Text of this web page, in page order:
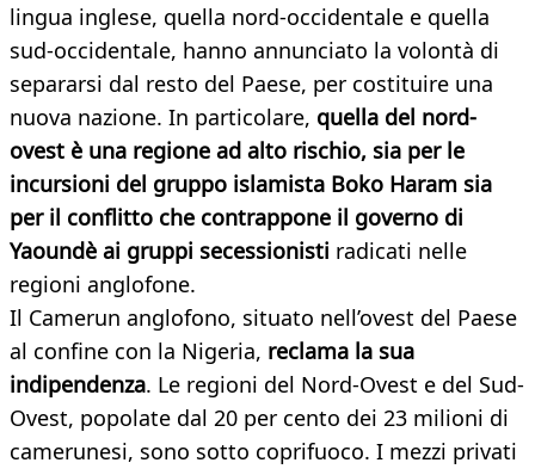
lingua inglese, quella nord-occidentale e quella
sud-occidentale, hanno annunciato la volontà di
separarsi dal resto del Paese, per costituire una
nuova nazione. In particolare, quella del nord-
ovest è una regione ad alto rischio, sia per le
incursioni del gruppo islamista Boko Haram sia
per il conflitto che contrappone il governo di
Yaoundè ai gruppi secessionisti radicati nelle
regioni anglofone.
Il Camerun anglofono, situato nell’ovest del Paese
al confine con la Nigeria, reclama la sua
indipendenza. Le regioni del Nord-Ovest e del Sud-
Ovest, popolate dal 20 per cento dei 23 milioni di
camerunesi, sono sotto coprifuoco. I mezzi privati